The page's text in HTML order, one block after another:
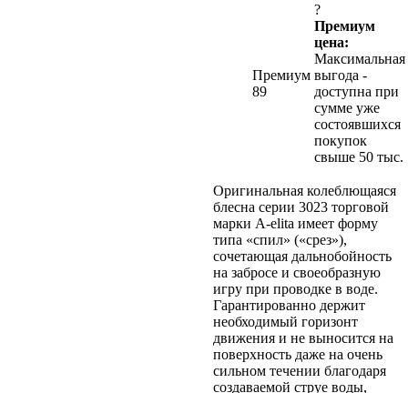
Премиум
89
?
Премиум
цена:
Максимальная
выгода -
доступна при
сумме уже
состоявшихся
покупок
свыше 50 тыс.
Оригинальная колеблющаяся
блесна серии 3023 торговой
марки A-elita имеет форму
типа «спил» («срез»),
сочетающая дальнобойность
на забросе и своеобразную
игру при проводке в воде.
Гарантированно держит
необходимый горизонт
движения и не выносится на
поверхность даже на очень
сильном течении благодаря
создаваемой струе воды,